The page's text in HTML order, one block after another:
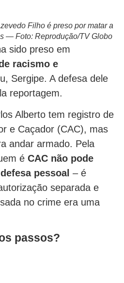
Filho é preso por matar a
— Foto: Reprodução/TV Globo
sido preso em
racismo e
Sergipe. A defesa dele
reportagem.
Alberto tem registro de
e Caçador (CAC), mas
andar armado. Pela
é CAC não pode
pessoal – é
separada e
no crime era uma
passos?